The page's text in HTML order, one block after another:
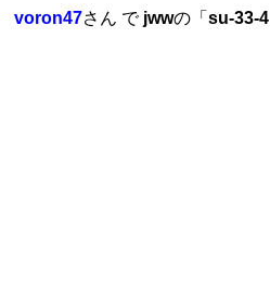
voron47さん で jwwの「su-33-4